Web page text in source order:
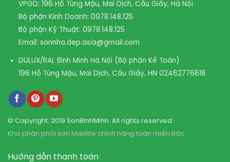
VPGD: 196 Hồ Tùng Mậu, Mai Dịch, Cầu Giấy, Hà Nội
Bộ phận Kinh Doanh: 0978.148.125
Bộ phận Kỹ Thuật: 0978.148.125
Email: sonnha.dep.asia@gmail.com
DULUX/RAL Bình Minh Hà Nội (Bộ phận Kế Toán)
196 Hồ Tùng Mậu, Mai Dịch, Cầu Giấy, HN 02462776618
© Copyright: 2019 SonBinhMinh. All rights reserved.
Kho phân phối sơn Maxilite chính hãng toàn miền Bắc
Hướng dẫn thanh toán